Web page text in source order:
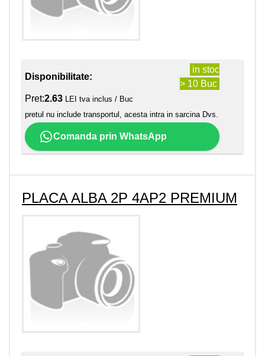
Disponibilitate:
in stoc
> 10 Buc
Pret:2.63 LEI tva inclus / Buc
pretul nu include transportul, acesta intra in sarcina Dvs.
Comanda prin WhatsApp
PLACA ALBA 2P 4AP2 PREMIUM